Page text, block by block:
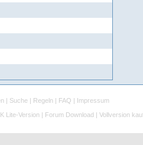
| Suche | Regeln | FAQ | Impressum
Lite-Version | Forum Download | Vollversion